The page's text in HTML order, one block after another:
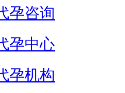
孕咨询
孕中心
孕机构